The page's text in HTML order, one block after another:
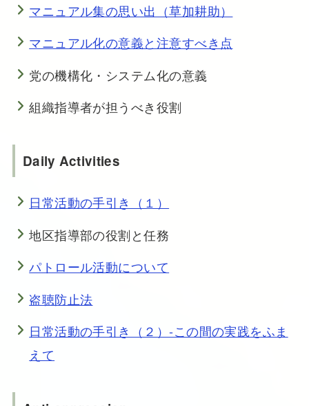
マニュアル集の思い出（草加耕助）
マニュアル化の意義と注意すべき点
党の機構化・システム化の意義
組織指導者が担うべき役割
Daily Activities
日常活動の手引き（１）
地区指導部の役割と任務
パトロール活動について
盗聴防止法
日常活動の手引き（２）‐この間の実践をふま
えて